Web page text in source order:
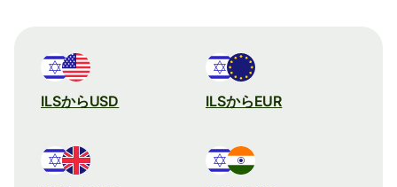
ILSからUSD ILSからEUR